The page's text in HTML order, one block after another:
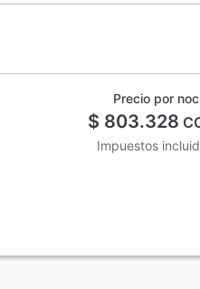
Precio por
$ 803.328
Impuestos